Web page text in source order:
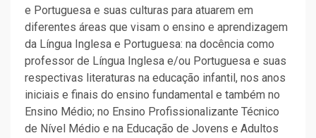
e Portuguesa e suas culturas para atuarem em
diferentes áreas que visam o ensino e aprendizagem
da Língua Inglesa e Portuguesa: na docência como
professor de Língua Inglesa e/ou Portuguesa e suas
respectivas literaturas na educação infantil, nos anos
iniciais e finais do ensino fundamental e também no
Ensino Médio; no Ensino Profissionalizante Técnico
de Nível Médio e na Educação de Jovens e Adultos